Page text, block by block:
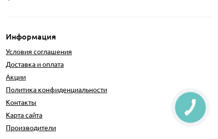
Информация
Условия соглашения
Доставка и оплата
Акции
Политика конфиденциальности
Контакты
Карта сайта
Производители